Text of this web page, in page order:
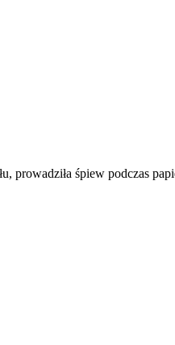
prowadziła śpiew podczas